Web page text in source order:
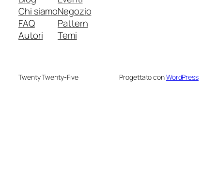
Chi siamo
FAQ
Autori
Negozio
Pattern
Temi
Twenty Twenty-Five Progettato conWordPress